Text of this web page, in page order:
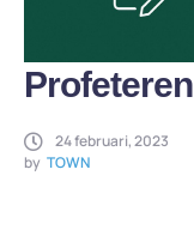
Profeteren
24 februari, 2023
by TOWN